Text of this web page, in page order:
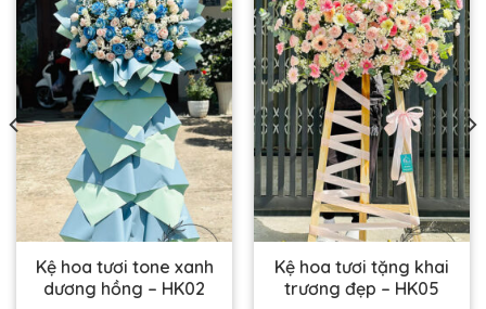
Kệ hoa tươi tone xanh
dương hồng – HK02
Kệ hoa tươi tặng khai
trương đẹp – HK05